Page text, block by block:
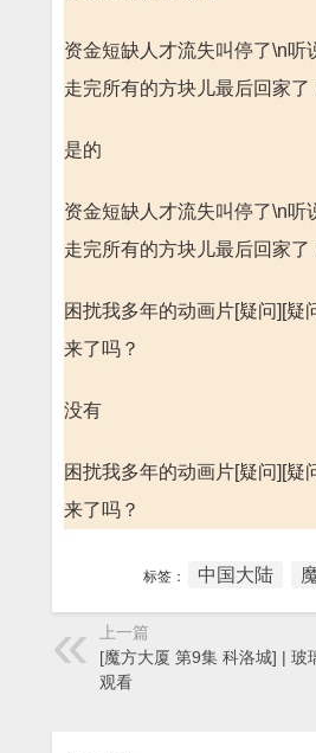
资金短缺人才流失叫停了\n听
走完所有的方块儿最后回家了
是的
资金短缺人才流失叫停了\n听
走完所有的方块儿最后回家了
困扰我多年的动画片[疑问][疑
来了吗？
没有
困扰我多年的动画片[疑问][疑
来了吗？
标签： 中国大陆
上一篇
[魔方大厦 第9集 科洛城] | 玻
观看